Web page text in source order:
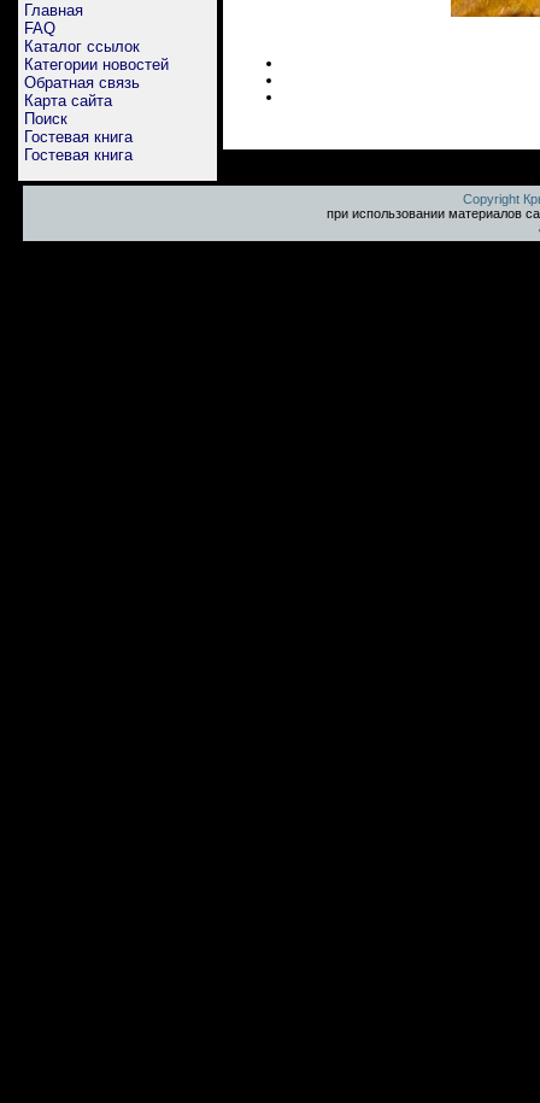
Главная
FAQ
Каталог ссылок
Категории новостей
Обратная связь
Карта сайта
Поиск
Гостевая книга
Гостевая книга
Copyright
при использовании материалов